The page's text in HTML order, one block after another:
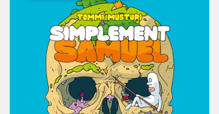
Superette de noël à Pola
L'exposition de Fungirl à
Montpellier !
Lancements de "Ras le bol" de
Cardon
Exposition "Fungirl : Funeral
Home" à Colomiers